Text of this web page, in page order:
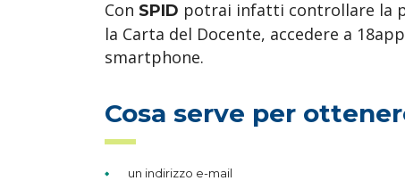
Con SPID potrai infatti controllare la
la Carta del Docente, accedere a
smartphone.
Cosa serve per
un indirizzo e-mail